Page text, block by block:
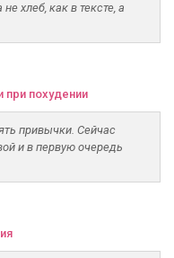
хлеб, как в тексте, а
похудении
привычки. Сейчас
и в первую очередь